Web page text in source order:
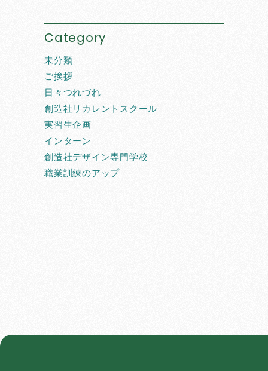
Category
未分類
ご挨拶
日々つれづれ
創造社リカレントスクール
実習生企画
インターン
創造社デザイン専門学校
職業訓練のアップ